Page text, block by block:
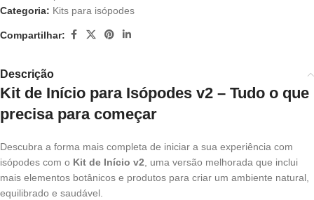
Categoria: Kits para isópodes
Compartilhar:
Descrição
Kit de Início para Isópodes v2 – Tudo o que
precisa para começar
Descubra a forma mais completa de iniciar a sua experiência com
isópodes com o Kit de Início v2 , uma versão melhorada que inclui
mais elementos botânicos e produtos para criar um ambiente natural,
equilibrado e saudável.